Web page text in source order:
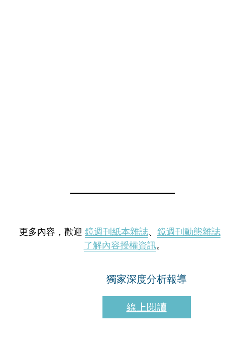
更多內容，歡迎 鏡週刊紙本雜誌、 鏡週刊動態雜誌
了解內容授權資訊。
獨家深度分析報導
線上閱讀